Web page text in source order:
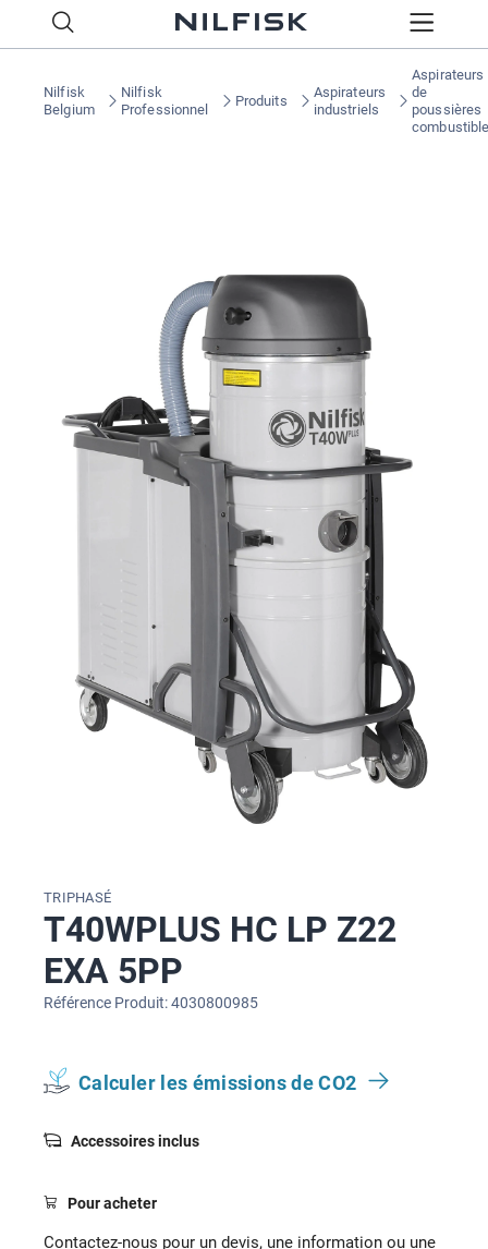
Nilfisk
Belgium
Nilfisk
Professionnel
Produits
Aspirateurs
industriels
Aspirateurs
de
poussières
TRIPHASÉ
T40WPLUS HC LP Z22
EXA 5PP
Référence Produit: 4030800985
Calculer les émissions de CO2
Accessoires inclus
Pour acheter
Contactez-nous pour un devis, une information ou une